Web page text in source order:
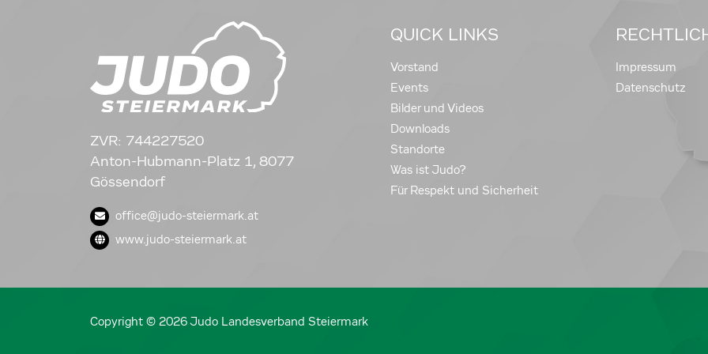
ZVR: 744227520
Anton-Hubmann-Platz 1, 8077
Gössendorf
office@judo-steiermark.at
www.judo-steiermark.at
QUICK LINKS
Vorstand
Events
Bilder und Videos
Downloads
Standorte
Was ist Judo?
Für Respekt und Sicherheit
Impressum
Datenschutz
Copyright © 2026 Judo Landesverband Steiermark